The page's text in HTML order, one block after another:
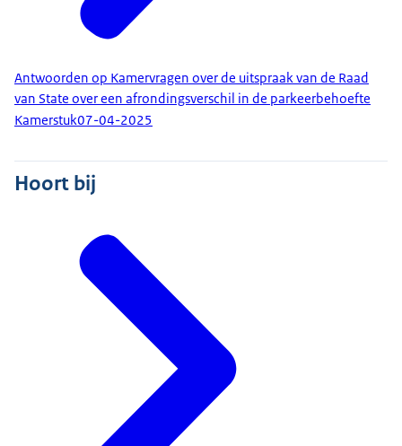
Antwoorden op Kamervragen over de uitspraak van de Raad
van State over een afrondingsverschil in de parkeerbehoefte
Kamerstuk07-04-2025
Hoort bij